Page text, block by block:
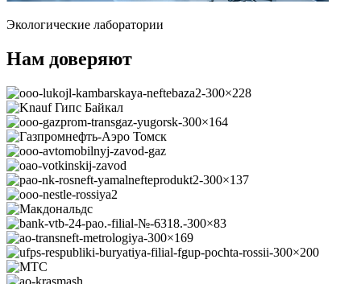
Экологические лаборатории
Нам доверяют